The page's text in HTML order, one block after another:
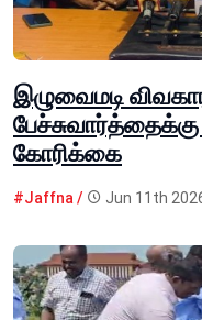
இழுவைமடி
கோரிக்கை
#Jaffna / Jun 11th